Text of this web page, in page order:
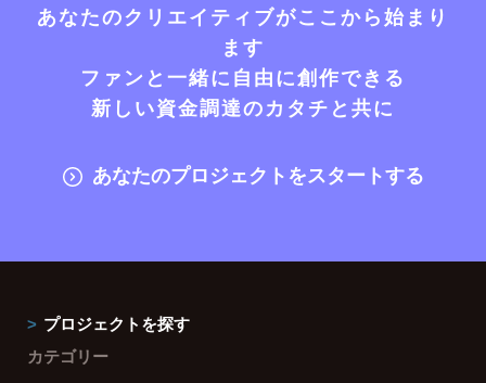
あなたのクリエイティブがここから始まり
ます
ファンと一緒に自由に創作できる
新しい資金調達のカタチと共に
あなたのプロジェクトをスタートする
プロジェクトを探す
カテゴリー